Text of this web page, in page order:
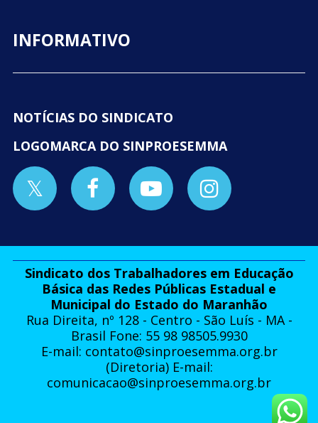
INFORMATIVO
NOTÍCIAS DO SINDICATO
LOGOMARCA DO SINPROESEMMA
Sindicato dos Trabalhadores em Educação
Básica das Redes Públicas Estadual e
Municipal do Estado do Maranhão
Rua Direita, nº 128 - Centro - São Luís - MA -
Brasil Fone: 55 98 98505.9930
E-mail: contato@sinproesemma.org.br
(Diretoria) E-mail:
comunicacao@sinproesemma.org.br